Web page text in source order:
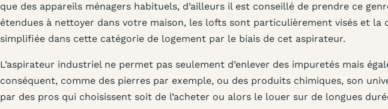
que des appareils ménagers habituels, d’ailleurs il est conseillé de prendre ce
étendues à nettoyer dans votre maison, les lofts sont particulièrement visés et la
simplifiée dans cette catégorie de logement par le biais de cet aspirateur.
L’aspirateur industriel ne permet pas seulement d’enlever des impuretés mais
conséquent, comme des pierres par exemple, ou des produits chimiques, son
par des pros qui choisissent soit de l’acheter ou alors le louer sur de longues